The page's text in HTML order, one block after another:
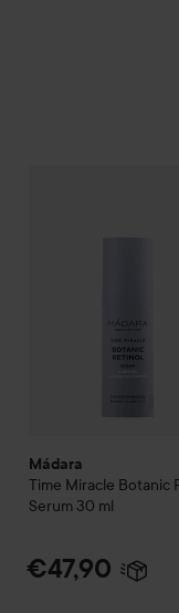
Mádara
Time Miracle Botanic
Serum 30 ml
€47,90